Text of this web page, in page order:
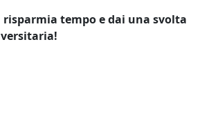
tempo e dai una svolta